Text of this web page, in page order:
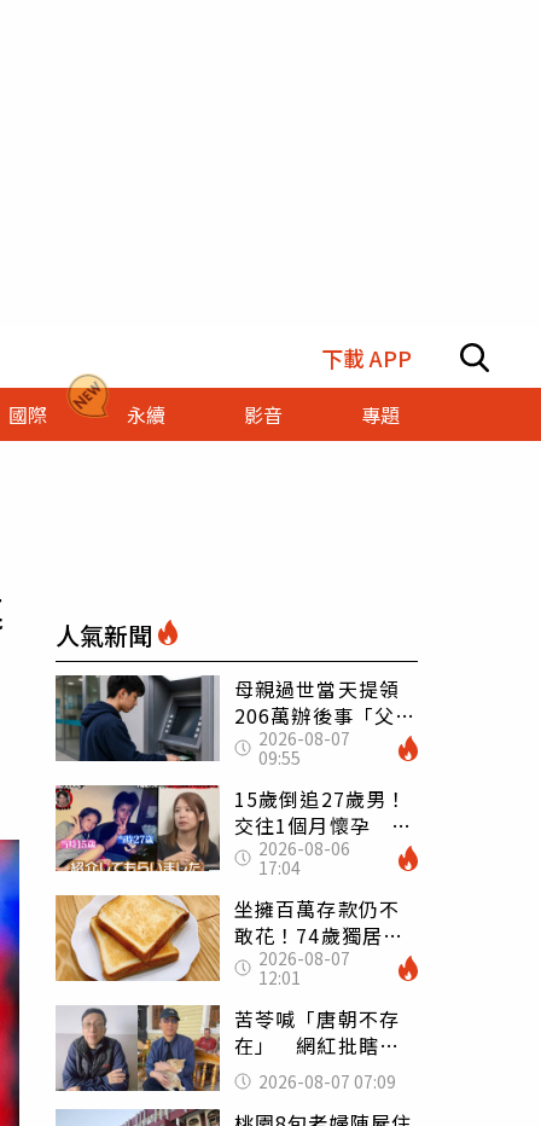
下載 APP
國際 永續 影音 專題
人氣新聞
母親過世當天提領
206萬辦後事「父子
遭判刑」 律師：
搶錢先下手是罪
2026-08-07
09:55
15歲倒追27歲男！
交往1個月懷孕 36
歲當阿嬤故事曝光
2026-08-06
17:04
坐擁百萬存款仍不
敢花！74歲獨居翁
「1餐只吃1片吐
司」 半年後暴瘦
嚇壞女兒
2026-08-07
12:01
苦苓喊「唐朝不存
在」 網紅批瞎編
歷史：李白、杜甫
用鮮卑文寫詩？
2026-08-07 07:09